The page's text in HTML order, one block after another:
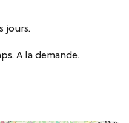
jours.
A la demande.